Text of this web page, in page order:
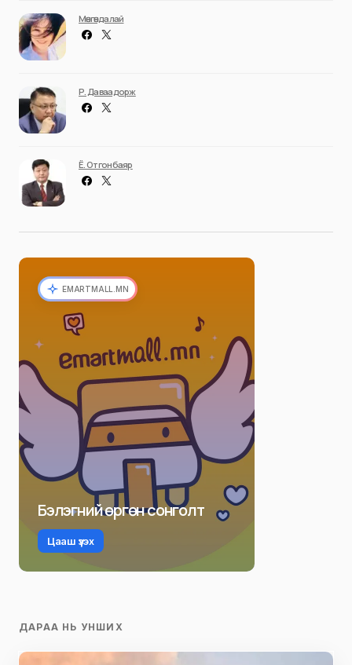
Мөнгөндалай
Р. Даваадорж
Ё. Отгонбаяр
EMARTMALL.MN
Бэлэгний өргөн сонголт
Цааш үзэх
ДАРАА НЬ УНШИХ